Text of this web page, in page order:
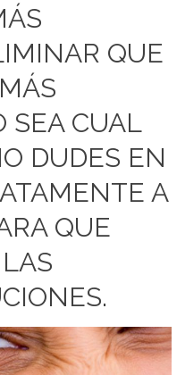
QUE
SEA CUAL
DUDES EN
A
QUE